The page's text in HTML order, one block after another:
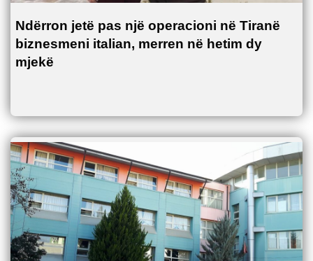
Ndërron jetë pas një operacioni në Tiranë
biznesmeni italian, merren në hetim dy
mjekë